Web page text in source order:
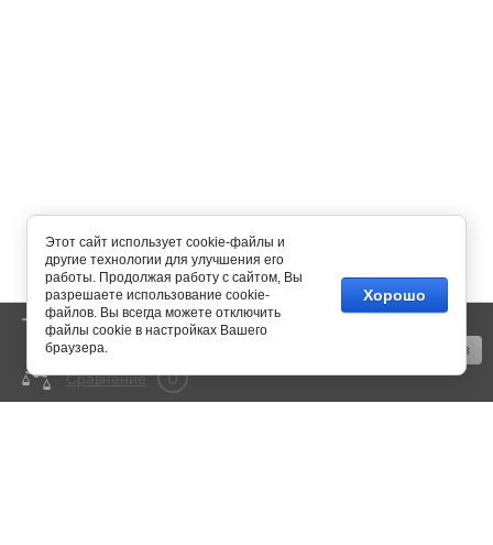
Оформить заказ
Корзина 0 пусто
Сравнение 0
Этот сайт использует cookie-файлы и
другие технологии для улучшения его
работы. Продолжая работу с сайтом, Вы
разрешаете использование cookie-
файлов. Вы всегда можете отключить
файлы cookie в настройках Вашего
браузера.
Хорошо